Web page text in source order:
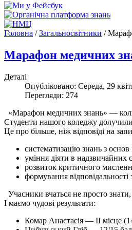
Головна /Загальносвітники /
Марафон медичних
Деталі
Опубліковано: Середа, 29
Перегляди: 274
«Марафон медичних знань» —
Студенти нашого коледжу
Це про більше, ніж відповіді на
систематизацію знань з
уміння діяти в надзвичайних
розвиток критичного
формування відповідальності
Учасники вчаться не просто
І маємо чудові результати:
Комар Анастасія — ІІ місце